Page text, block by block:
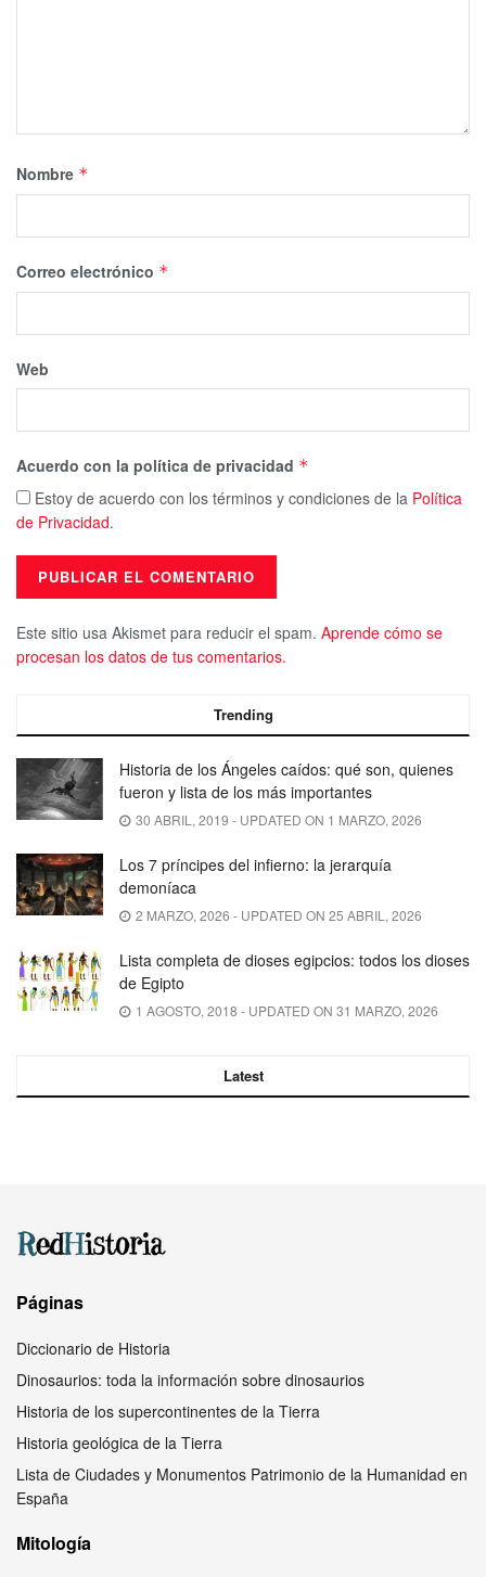
Nombre *
Correo electrónico *
Web
Acuerdo con la política de privacidad *
Estoy de acuerdo con los términos y condiciones de la Política
de Privacidad.
Este sitio usa Akismet para reducir el spam. Aprende cómo se
procesan los datos de tus comentarios.
Trending
Historia de los Ángeles caídos: qué son, quienes
fueron y lista de los más importantes
30 ABRIL, 2019 - UPDATED ON 1 MARZO, 2026
Los 7 príncipes del infierno: la jerarquía
demoníaca
2 MARZO, 2026 - UPDATED ON 25 ABRIL, 2026
Lista completa de dioses egipcios: todos los dioses
de Egipto
1 AGOSTO, 2018 - UPDATED ON 31 MARZO, 2026
Latest
Páginas
Diccionario de Historia
Dinosaurios: toda la información sobre dinosaurios
Historia de los supercontinentes de la Tierra
Historia geológica de la Tierra
Lista de Ciudades y Monumentos Patrimonio de la Humanidad en
España
Mitología